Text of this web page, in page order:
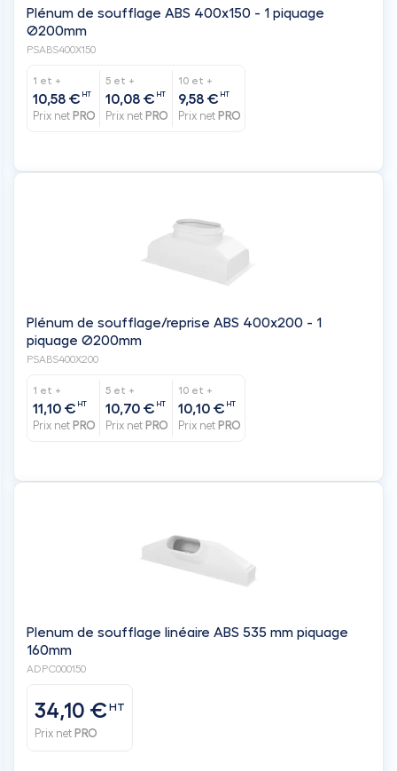
Plénum de soufflage ABS 400x150 - 1 piquage
Ø200mm
PSABS400X150
1 et +
10,58 € HT
Prix net PRO
5 et +
10,08 € HT
Prix net PRO
10 et +
9,58 € HT
Prix net PRO
Plénum de soufflage/reprise ABS 400x200 - 1
piquage Ø200mm
PSABS400X200
1 et +
11,10 € HT
Prix net PRO
5 et +
10,70 € HT
Prix net PRO
10 et +
10,10 € HT
Prix net PRO
Plenum de soufflage linéaire ABS 535 mm piquage
160mm
ADPC000150
34,10 €HT
Prix net PRO